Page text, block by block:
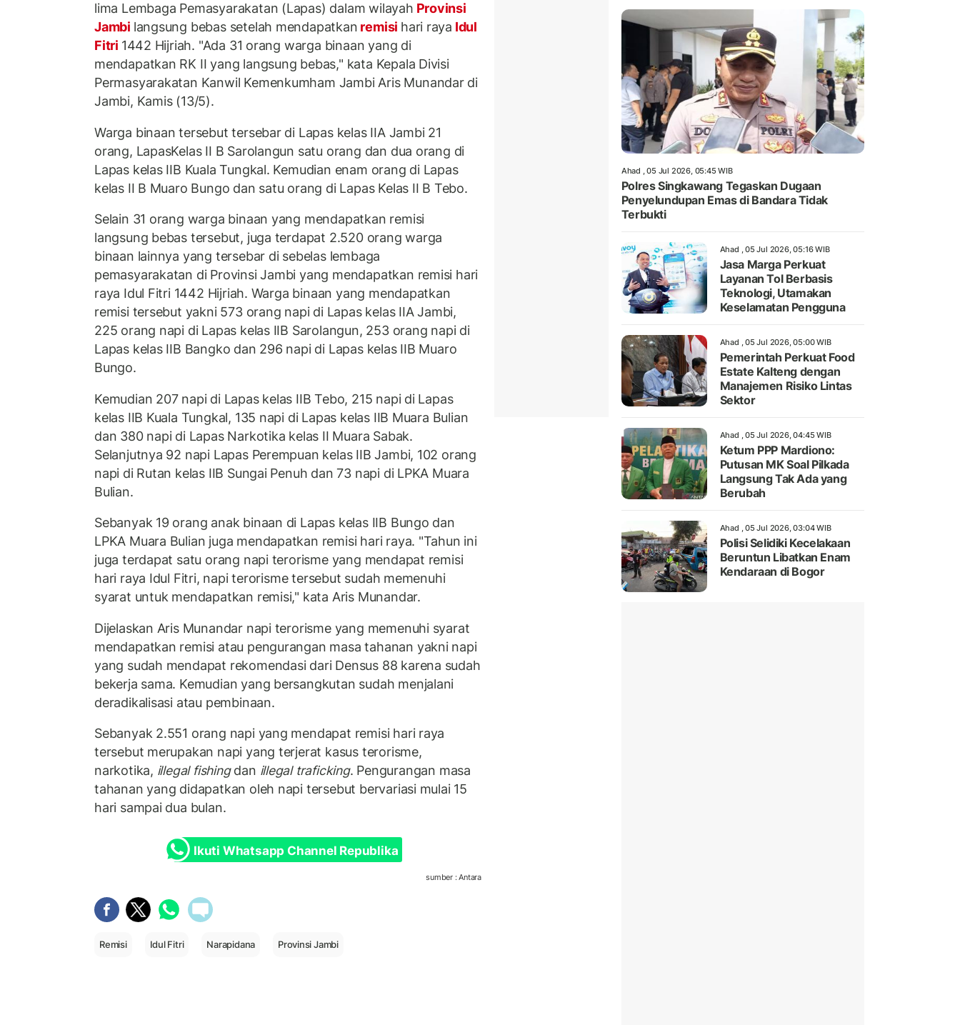
lima Lembaga Pemasyarakatan (Lapas) dalam wilayah Provinsi
Jambi langsung bebas setelah mendapatkan remisi hari raya Idul
Fitri 1442 Hijriah. "Ada 31 orang warga binaan yang di
mendapatkan RK II yang langsung bebas," kata Kepala Divisi
Permasyarakatan Kanwil Kemenkumham Jambi Aris Munandar di
Jambi, Kamis (13/5).
Warga binaan tersebut tersebar di Lapas kelas IIA Jambi 21
orang, LapasKelas II B Sarolangun satu orang dan dua orang di
Lapas kelas IIB Kuala Tungkal. Kemudian enam orang di Lapas
kelas II B Muaro Bungo dan satu orang di Lapas Kelas II B Tebo.
Selain 31 orang warga binaan yang mendapatkan remisi
langsung bebas tersebut, juga terdapat 2.520 orang warga
binaan lainnya yang tersebar di sebelas lembaga
pemasyarakatan di Provinsi Jambi yang mendapatkan remisi hari
raya Idul Fitri 1442 Hijriah. Warga binaan yang mendapatkan
remisi tersebut yakni 573 orang napi di Lapas kelas IIA Jambi,
225 orang napi di Lapas kelas IIB Sarolangun, 253 orang napi di
Lapas kelas IIB Bangko dan 296 napi di Lapas kelas IIB Muaro
Bungo.
Kemudian 207 napi di Lapas kelas IIB Tebo, 215 napi di Lapas
kelas IIB Kuala Tungkal, 135 napi di Lapas kelas IIB Muara Bulian
dan 380 napi di Lapas Narkotika kelas II Muara Sabak.
Selanjutnya 92 napi Lapas Perempuan kelas IIB Jambi, 102 orang
napi di Rutan kelas IIB Sungai Penuh dan 73 napi di LPKA Muara
Bulian.
Sebanyak 19 orang anak binaan di Lapas kelas IIB Bungo dan
LPKA Muara Bulian juga mendapatkan remisi hari raya. "Tahun ini
juga terdapat satu orang napi terorisme yang mendapat remisi
hari raya Idul Fitri, napi terorisme tersebut sudah memenuhi
syarat untuk mendapatkan remisi," kata Aris Munandar.
Dijelaskan Aris Munandar napi terorisme yang memenuhi syarat
mendapatkan remisi atau pengurangan masa tahanan yakni napi
yang sudah mendapat rekomendasi dari Densus 88 karena sudah
bekerja sama. Kemudian yang bersangkutan sudah menjalani
deradikalisasi atau pembinaan.
Sebanyak 2.551 orang napi yang mendapat remisi hari raya
tersebut merupakan napi yang terjerat kasus terorisme,
narkotika, illegal fishingdan illegal traficking. Pengurangan masa
tahanan yang didapatkan oleh napi tersebut bervariasi mulai 15
hari sampai dua bulan.
Ikuti Whatsapp Channel Republika
sumber : Antara
Remisi Idul Fitri Narapidana Provinsi Jambi
Ahad , 05 Jul 2026, 05:45 WIB
Polres Singkawang Tegaskan Dugaan
Penyelundupan Emas di Bandara Tidak
Terbukti
Ahad , 05 Jul 2026, 05:16 WIB
Jasa Marga Perkuat
Layanan Tol Berbasis
Teknologi, Utamakan
Keselamatan Pengguna
Ahad , 05 Jul 2026, 05:00 WIB
Pemerintah Perkuat Food
Estate Kalteng dengan
Manajemen Risiko Lintas
Sektor
Ahad , 05 Jul 2026, 04:45 WIB
Ketum PPP Mardiono:
Putusan MK Soal Pilkada
Langsung Tak Ada yang
Berubah
Ahad , 05 Jul 2026, 03:04 WIB
Polisi Selidiki Kecelakaan
Beruntun Libatkan Enam
Kendaraan di Bogor